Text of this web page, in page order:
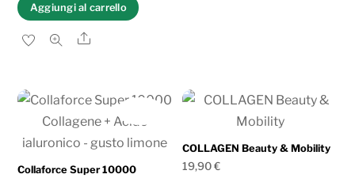
Aggiungi al carrello
Share
Collaforce Super 10000
COLLAGEN Beauty & Mobility
19,90€